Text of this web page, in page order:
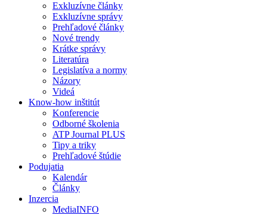
Exkluzívne články
Exkluzívne správy
Prehľadové články
Nové trendy
Krátke správy
Literatúra
Legislatíva a normy
Názory
Videá
Know-how inštitút
Konferencie
Odborné školenia
ATP Journal PLUS
Tipy a triky
Prehľadové štúdie
Podujatia
Kalendár
Články
Inzercia
MediaINFO